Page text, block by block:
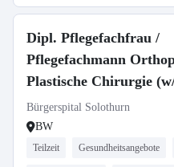
Dipl. Pflegefachfrau /
Pflegefachmann
Plastische Chirurgie
Schweiz
Bürgerspital Solothurn
BW
Teilzeit Gesundheitsangebote